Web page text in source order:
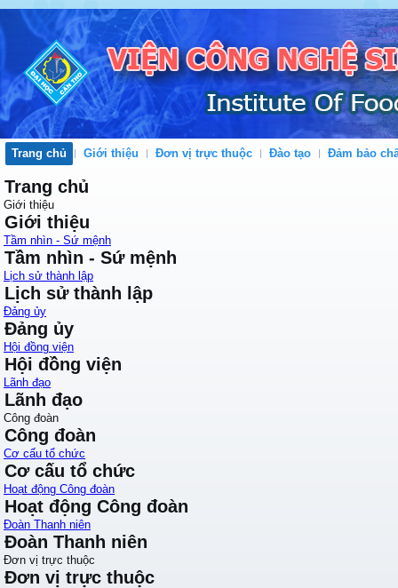
Trang chủ Giới thiệu Đơn vị trực thuộc Đào tạo Đảm bảo
Trang chủ
Giới thiệu
Giới thiệu
Tầm nhìn - Sứ mệnh
Tầm nhìn - Sứ mệnh
Lịch sử thành lập
Lịch sử thành lập
Đảng ủy
Đảng ủy
Hội đồng viện
Hội đồng viện
Lãnh đạo
Lãnh đạo
Công đoàn
Công đoàn
Cơ cấu tổ chức
Cơ cấu tổ chức
Hoạt động Công đoàn
Hoạt động Công đoàn
Đoàn Thanh niên
Đoàn Thanh niên
Đơn vị trực thuộc
Đơn vị trực thuộc